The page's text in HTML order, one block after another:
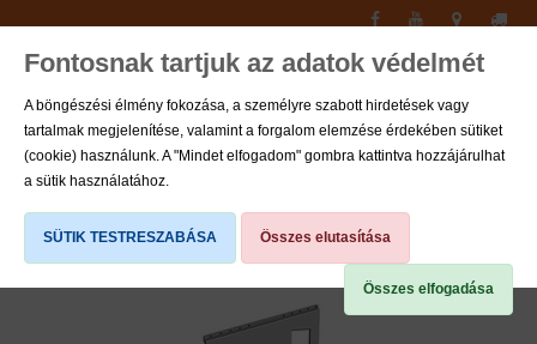
Fontosnak tartjuk az adatok védelmét
A böngészési élmény fokozása, a személyre szabott hirdetések vagy
tartalmak megjelenítése, valamint a forgalom elemzése érdekében sütiket
(cookie) használunk. A "Mindet elfogadom" gombra kattintva hozzájárulhat
a sütik használatához.
SÜTIK TESTRESZABÁSA Összes elutasítása
Összes elfogadása
0